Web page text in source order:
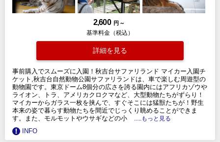
2,600 円 ～
基準料金（税込）
詳細を見る
事前購入でスムーズに入園！秋吉台サファリランド マイカー入園チ
ケット,秋吉台自然動物公園サファリランドは、車で楽しむ周遊型の
動物園です。東京ドーム8個分の広さを誇る園内にはアフリカゾウや
ライオン、トラ、アメリカクロクマなど、大型動物たちがずらり！
マイカーからガラス一枚を挟んで、すぐそこには猛獣たちが！野生
本来の姿で暮らす動物たちを間近でじっくり眺めることができま
す。また、モルモットやウサギなどの小
.....もっと見る
INFO